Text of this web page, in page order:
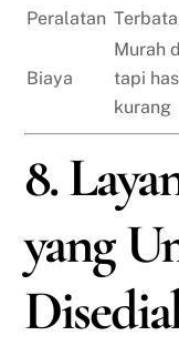
Peralatan
Biaya
Murah
tapi
kurang
8.
yang